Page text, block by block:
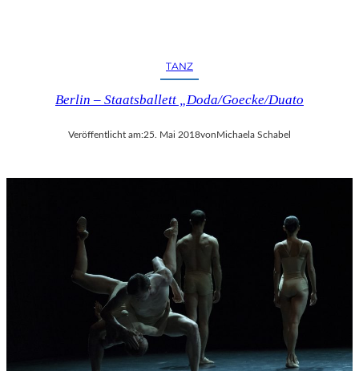
TANZ
Berlin – Staatsballett „Doda/Goecke/Duato
Veröffentlicht am:25. Mai 2018vonMichaela Schabel